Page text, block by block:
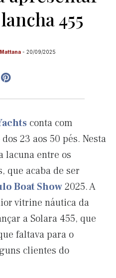
455
- 20/09/2025
conta com
dos 23 aos 50 pés. Nesta
lacuna entre os
que acaba de ser
Boat Show2025. A
vitrine náutica da
a Solara 455, que
faltava para o
clientes do